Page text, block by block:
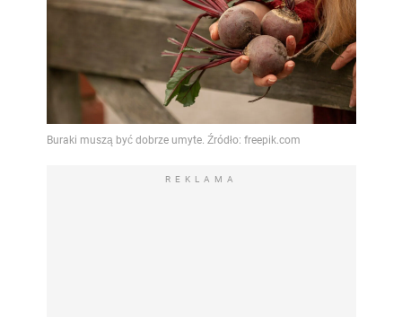
REKLAMA